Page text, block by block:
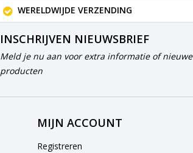
WERELDWIJDE VERZENDING
INSCHRIJVEN NIEUWSBRIEF
Meld je nu aan voor extra informatie of nieuwe
producten
MIJN ACCOUNT
Registreren